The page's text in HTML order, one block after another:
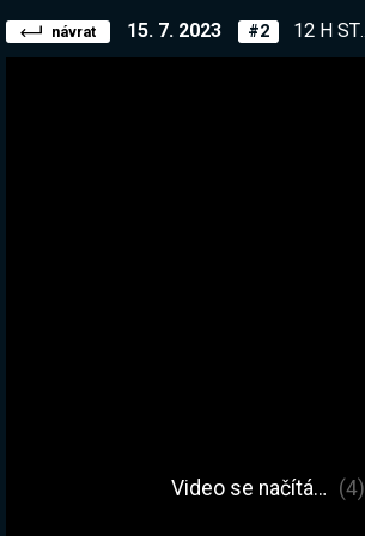
návrat 15. 7. 2023 #2 12 H STREAM - Beton Brutal, Jump King a Getting Over It. Pomoc... | Sraz v Praze 26.7. v 17:00, stav se! → !kniha
Video se načítá… (4)